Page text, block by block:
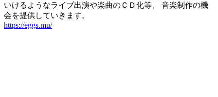
いけるようなライブ出演や楽曲のＣＤ化等、 音楽制作の機
会を提供していきます。
https://eggs.mu/